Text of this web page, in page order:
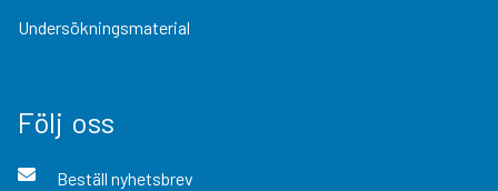
Undersökningsmaterial
Följ oss
Beställ nyhetsbrev